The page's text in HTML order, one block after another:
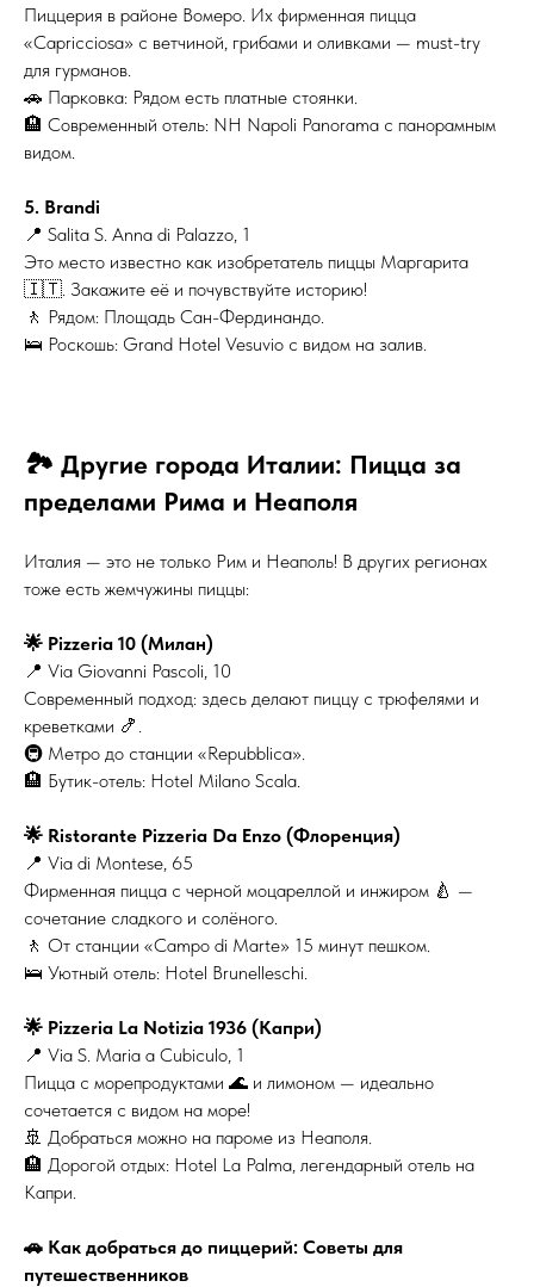
Пиццерия в районе Вомеро. Их фирменная пицца
«Capricciosa» с ветчиной, грибами и оливками — must-try
для гурманов.
🚗 Парковка: Рядом есть платные стоянки.
🏨 Современный отель: NH Napoli Panorama с панорамным
видом.
5. Brandi
📍 Salita S. Anna di Palazzo, 1
Это место известно как изобретатель пиццы Маргарита
🇮🇹. Закажите её и почувствуйте историю!
🚶 Рядом: Площадь Сан-Фердинандо.
🛌 Роскошь: Grand Hotel Vesuvio с видом на залив.
🏞️ Другие города Италии: Пицца за
пределами Рима и Неаполя
Италия — это не только Рим и Неаполь! В других регионах
тоже есть жемчужины пиццы:
🌟 Pizzeria 10 (Милан)
📍 Via Giovanni Pascoli, 10
Современный подход: здесь делают пиццу с трюфелями и
креветками 🍤.
🚇 Метро до станции «Repubblica».
🏨 Бутик-отель: Hotel Milano Scala.
🌟 Ristorante Pizzeria Da Enzo (Флоренция)
📍 Via di Montese, 65
Фирменная пицца с черной моцареллой и инжиром 🍐 —
сочетание сладкого и солёного.
🚶 От станции «Campo di Marte» 15 минут пешком.
🛌 Уютный отель: Hotel Brunelleschi.
🌟 Pizzeria La Notizia 1936 (Капри)
📍 Via S. Maria a Cubiculo, 1
Пицца с морепродуктами 🌊 и лимоном — идеально
сочетается с видом на море!
🚢 Добраться можно на пароме из Неаполя.
🏨 Дорогой отдых: Hotel La Palma, легендарный отель на
Капри.
🚗 Как добраться до пиццерий: Советы для
путешественников